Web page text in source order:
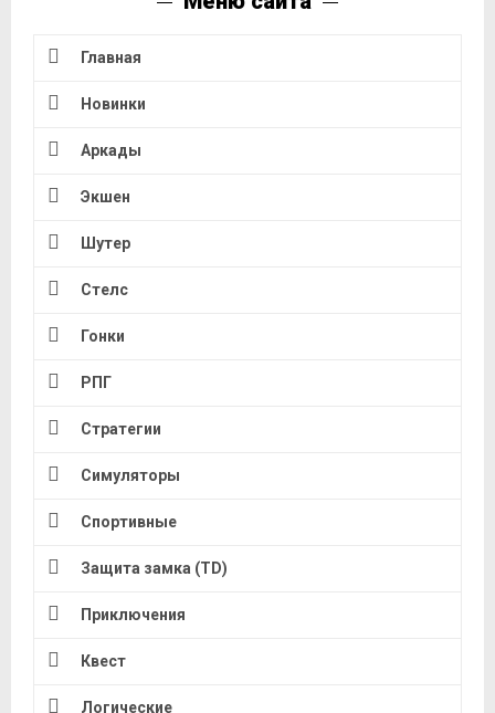
Главная
Новинки
Аркады
Экшен
Шутер
Стелс
Гонки
РПГ
Стратегии
Симуляторы
Спортивные
Защита замка (TD)
Приключения
Квест
Логические